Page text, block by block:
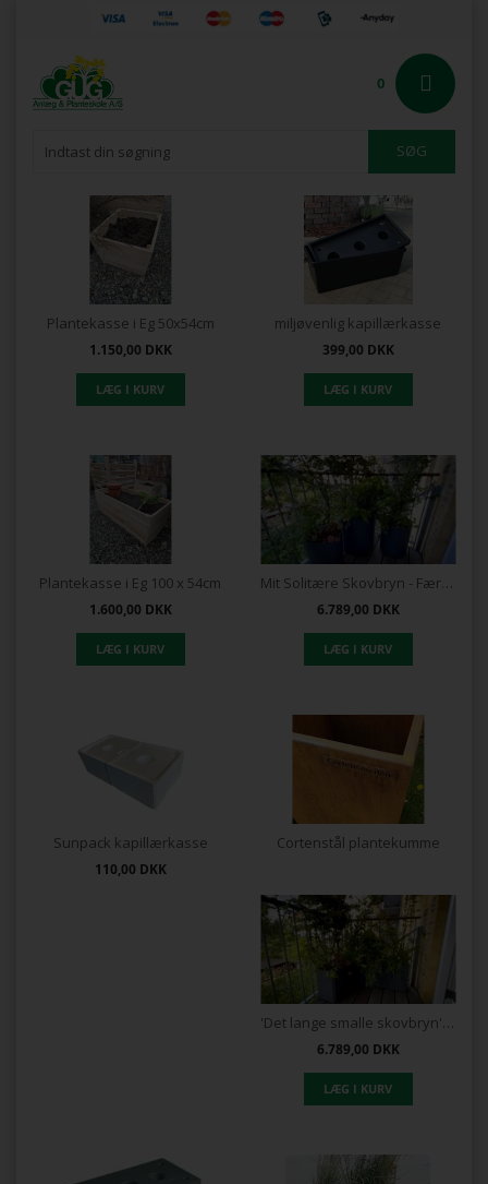
0
Plantekasse i Eg 50x54cm
1.150,00 DKK
miljøvenlig kapillærkasse
399,00 DKK
Plantekasse i Eg 100 x 54cm
1.600,00 DKK
Mit Solitære Skovbryn - Færdig pakke
6.789,00 DKK
Sunpack kapillærkasse
110,00 DKK
Cortenstål plantekumme
'Det lange smalle skovbryn' - Færdig pakke
6.789,00 DKK